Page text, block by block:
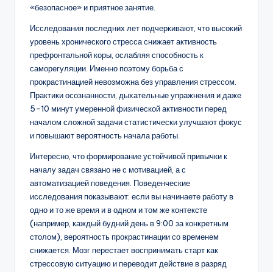
«безопасное» и приятное занятие.
Исследования последних лет подчеркивают, что высокий
уровень хронического стресса снижает активность
префронтальной коры, ослабляя способность к
саморегуляции. Именно поэтому борьба с
прокрастинацией невозможна без управления стрессом.
Практики осознанности, дыхательные упражнения и даже
5–10 минут умеренной физической активности перед
началом сложной задачи статистически улучшают фокус
и повышают вероятность начала работы.
Интересно, что формирование устойчивой привычки к
началу задач связано не с мотивацией, а с
автоматизацией поведения. Поведенческие
исследования показывают: если вы начинаете работу в
одно и то же время и в одном и том же контексте
(например, каждый будний день в 9:00 за конкретным
столом), вероятность прокрастинации со временем
снижается. Мозг перестает воспринимать старт как
стрессовую ситуацию и переводит действие в разряд